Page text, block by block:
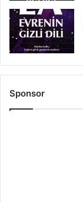
Sponsor